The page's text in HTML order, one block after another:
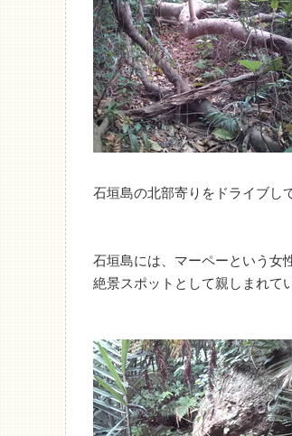
石垣島の北部寄りをドライブし
石垣島には、マーペーという女
絶景スポットとして親しまれて